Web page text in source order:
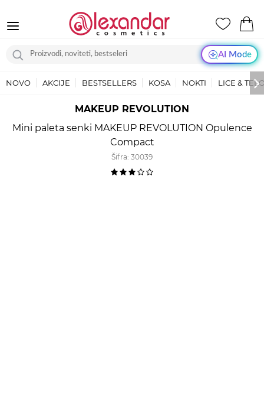
AI Mode
NOVO AKCIJE BESTSELLERS KOSA NOKTI LICE &
MAKEUP REVOLUTION
Mini paleta senki MAKEUP REVOLUTION Opulence
Compact
Šifra: 30039